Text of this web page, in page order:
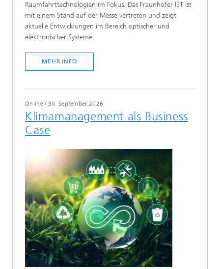
Raumfahrttechnologien im Fokus. Das Fraunhofer IST ist
mit einem Stand auf der Messe vertreten und zeigt
aktuelle Entwicklungen im Bereich optischer und
elektronischer Systeme.
MEHR INFO
Online/ 30. September 2026
Klimamanagement als Business
Case